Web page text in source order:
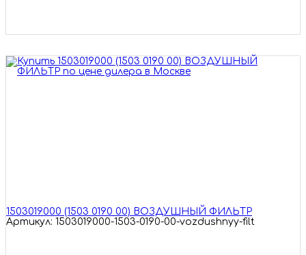
1503019000 (1503 0190 00) ВОЗДУШНЫЙ ФИЛЬТР
Артикул: 1503019000-1503-0190-00-vozdushnyy-filt